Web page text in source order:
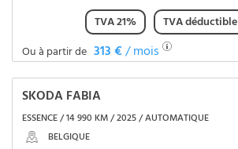
TVA 21%
TVA déductible
Ou à partir de 313 €/ mois
SKODA FABIA
ESSENCE / 14 990 KM / 2025 / AUTOMATIQUE
BELGIQUE